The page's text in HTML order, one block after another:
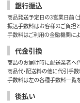
銀行振込
商品発送予定日の3営業日前（
振込手数料はお客様のご負担と
手数料はご利用の金融機関によ
代金引換
商品のお届け時に配送業者へ
商品代・配送料の他に代引手数
手数料は左の各種手数料一覧を
後払い